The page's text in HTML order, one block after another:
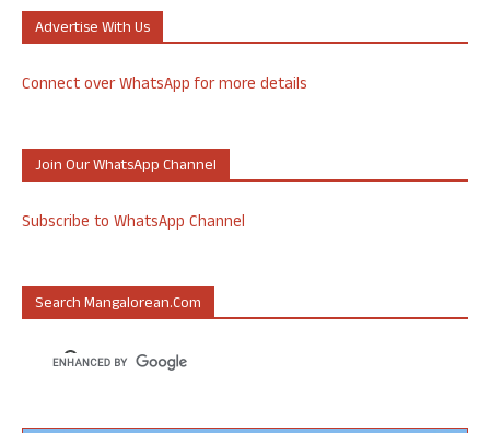
Advertise With Us
Connect over WhatsApp for more details
Join Our WhatsApp Channel
Subscribe to WhatsApp Channel
Search Mangalorean.com